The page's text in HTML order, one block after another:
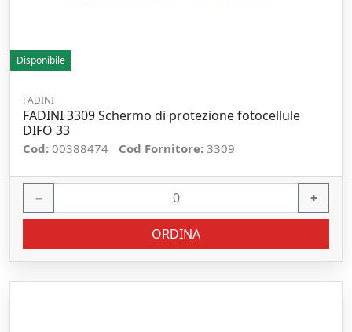
Disponibile
FADINI
FADINI 3309 Schermo di protezione fotocellule
DIFO 33
Cod: 00388474 Cod Fornitore: 3309
− +
ORDINA